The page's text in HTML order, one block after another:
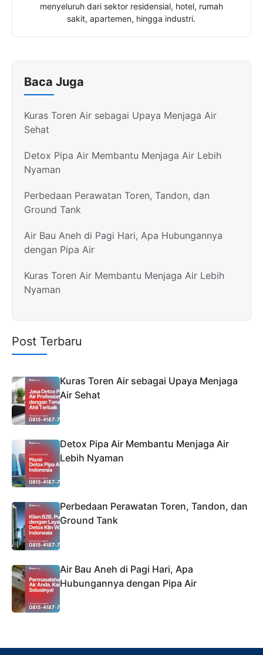
menyeluruh dari sektor residensial, hotel, rumah
sakit, apartemen, hingga industri.
Baca Juga
Kuras Toren Air sebagai Upaya Menjaga Air
Sehat
Detox Pipa Air Membantu Menjaga Air Lebih
Nyaman
Perbedaan Perawatan Toren, Tandon, dan
Ground Tank
Air Bau Aneh di Pagi Hari, Apa Hubungannya
dengan Pipa Air
Kuras Toren Air Membantu Menjaga Air Lebih
Nyaman
Post Terbaru
Kuras Toren Air sebagai Upaya Menjaga
Air Sehat
Detox Pipa Air Membantu Menjaga Air
Lebih Nyaman
Perbedaan Perawatan Toren, Tandon, dan
Ground Tank
Air Bau Aneh di Pagi Hari, Apa
Hubungannya dengan Pipa Air